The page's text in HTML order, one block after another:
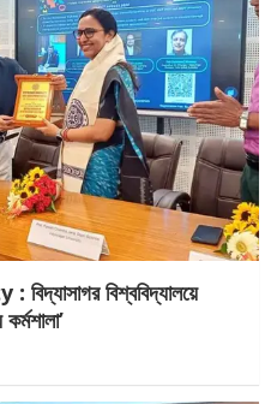
বিশ্ববিদ্যালয়ে